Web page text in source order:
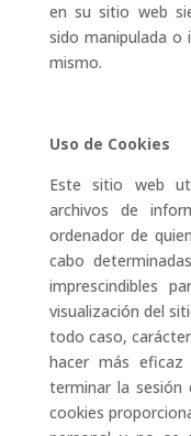
en su sitio web
sido manipulada o
mismo.
Uso de Cookies
Este sitio web
archivos de
ordenador de
cabo
imprescindibles
visualización del
todo caso,
hacer más eficaz
terminar la sesión
cookies